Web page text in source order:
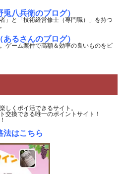
八兵衛のブログ）
」と「技術経営修士（専門職）」を持つ
るさんのブログ）
ゲーム案件で高額＆効率の良いものをピ
しくポイ活できるサイト。
交換できる唯一のポイントサイト！
法はこちら